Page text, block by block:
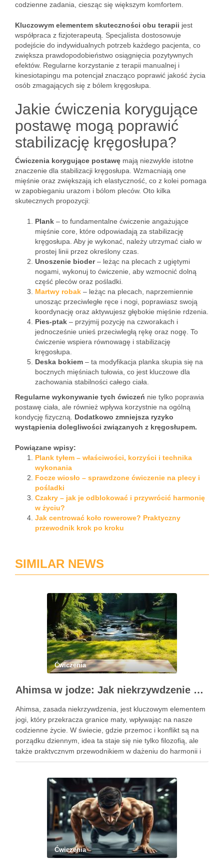
codzienne zadania, ciesząc się większym komfortem.
Kluczowym elementem skuteczności obu terapii jest
współpraca z fizjoterapeutą. Specjalista dostosowuje
podejście do indywidualnych potrzeb każdego pacjenta, co
zwiększa prawdopodobieństwo osiągnięcia pozytywnych
efektów. Regularne korzystanie z terapii manualnej i
kinesiotapingu ma potencjał znacząco poprawić jakość życia
osób zmagających się z bólem kręgosłupa.
Jakie ćwiczenia korygujące
postawę mogą poprawić
stabilizację kręgosłupa?
Ćwiczenia korygujące postawę mają niezwykle istotne
znaczenie dla stabilizacji kręgosłupa. Wzmacniają one
mięśnie oraz zwiększają ich elastyczność, co z kolei pomaga
w zapobieganiu urazom i bólom pleców. Oto kilka
skutecznych propozycji:
Plank – to fundamentalne ćwiczenie angażujące
mięśnie core, które odpowiadają za stabilizację
kręgosłupa. Aby je wykonać, należy utrzymać ciało w
prostej linii przez określony czas.
Unoszenie bioder– leżąc na plecach z ugiętymi
nogami, wykonuj to ćwiczenie, aby wzmocnić dolną
część pleców oraz pośladki.
Martwy robak – leżąc na plecach, naprzemiennie
unosząc przeciwległe ręce i nogi, poprawiasz swoją
koordynację oraz aktywujesz głębokie mięśnie rdzenia.
Pies-ptak – przyjmij pozycję na czworakach i
jednocześnie unieś przeciwległą rękę oraz nogę. To
ćwiczenie wspiera równowagę i stabilizację
kręgosłupa.
Deska bokiem – ta modyfikacja planka skupia się na
bocznych mięśniach tułowia, co jest kluczowe dla
zachowania stabilności całego ciała.
Regularne wykonywanie tych ćwiczeń nie tylko poprawia
postawę ciała, ale również wpływa korzystnie na ogólną
kondycję fizyczną. Dodatkowo zmniejsza ryzyko
wystąpienia dolegliwości związanych z kręgosłupem.
Powiązane wpisy:
Plank tyłem – właściwości, korzyści i technika
wykonania
Focze wiosło – sprawdzone ćwiczenie na plecy i
pośladki
Czakry – jak je odblokować i przywrócić harmonię
w życiu?
Jak centrować koło rowerowe? Praktyczny
przewodnik krok po kroku
SIMILAR NEWS
Ćwiczenia
Ahimsa w jodze: Jak niekrzywdzenie wpływa na nasze życie?
Ahimsa, zasada niekrzywdzenia, jest kluczowym elementem
jogi, który przekracza granice maty, wpływając na nasze
codzienne życie. W świecie, gdzie przemoc i konflikt są na
porządku dziennym, idea ta staje się nie tylko filozofią, ale
także praktycznym przewodnikiem w dążeniu do harmonii i
pokoju. Ahimsa uczy nas szacunku do siebie i …
Ćwiczenia